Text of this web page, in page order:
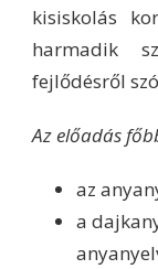
kisiskolás
harmadik
fejlődésről
Az előadás
az
a